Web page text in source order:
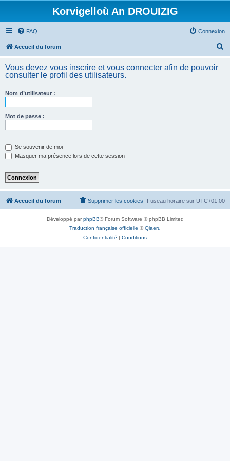
Korvigelloù An DROUIZIG
FAQ Connexion
Accueil du forum
h
Vous devez vous inscrire et vous connecter afin de pouvoir
consulter le profil des utilisateurs.
Nom d’utilisateur :
Mot de passe :
Se souvenir de moi
Masquer ma présence lors de cette session
Accueil du forum Fuseau horaire sur UTC+01:00
Supprimer les cookies
Développé parphpBB® Forum Software © phpBB Limited
Traduction française officielle ©Qiaeru
Confidentialité | Conditions